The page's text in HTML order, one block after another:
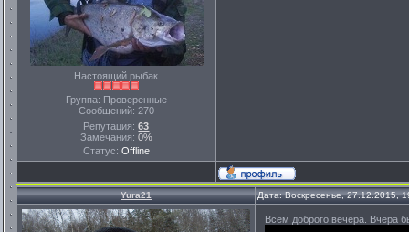
Настоящий рыбак
Группа: Проверенные
Сообщений: 270
Репутация:63
Замечания: 0%
Статус: Offline
Yura21 Дата: Воскресенье, 27.12.2015,
Всем доброго вечера. Вчера